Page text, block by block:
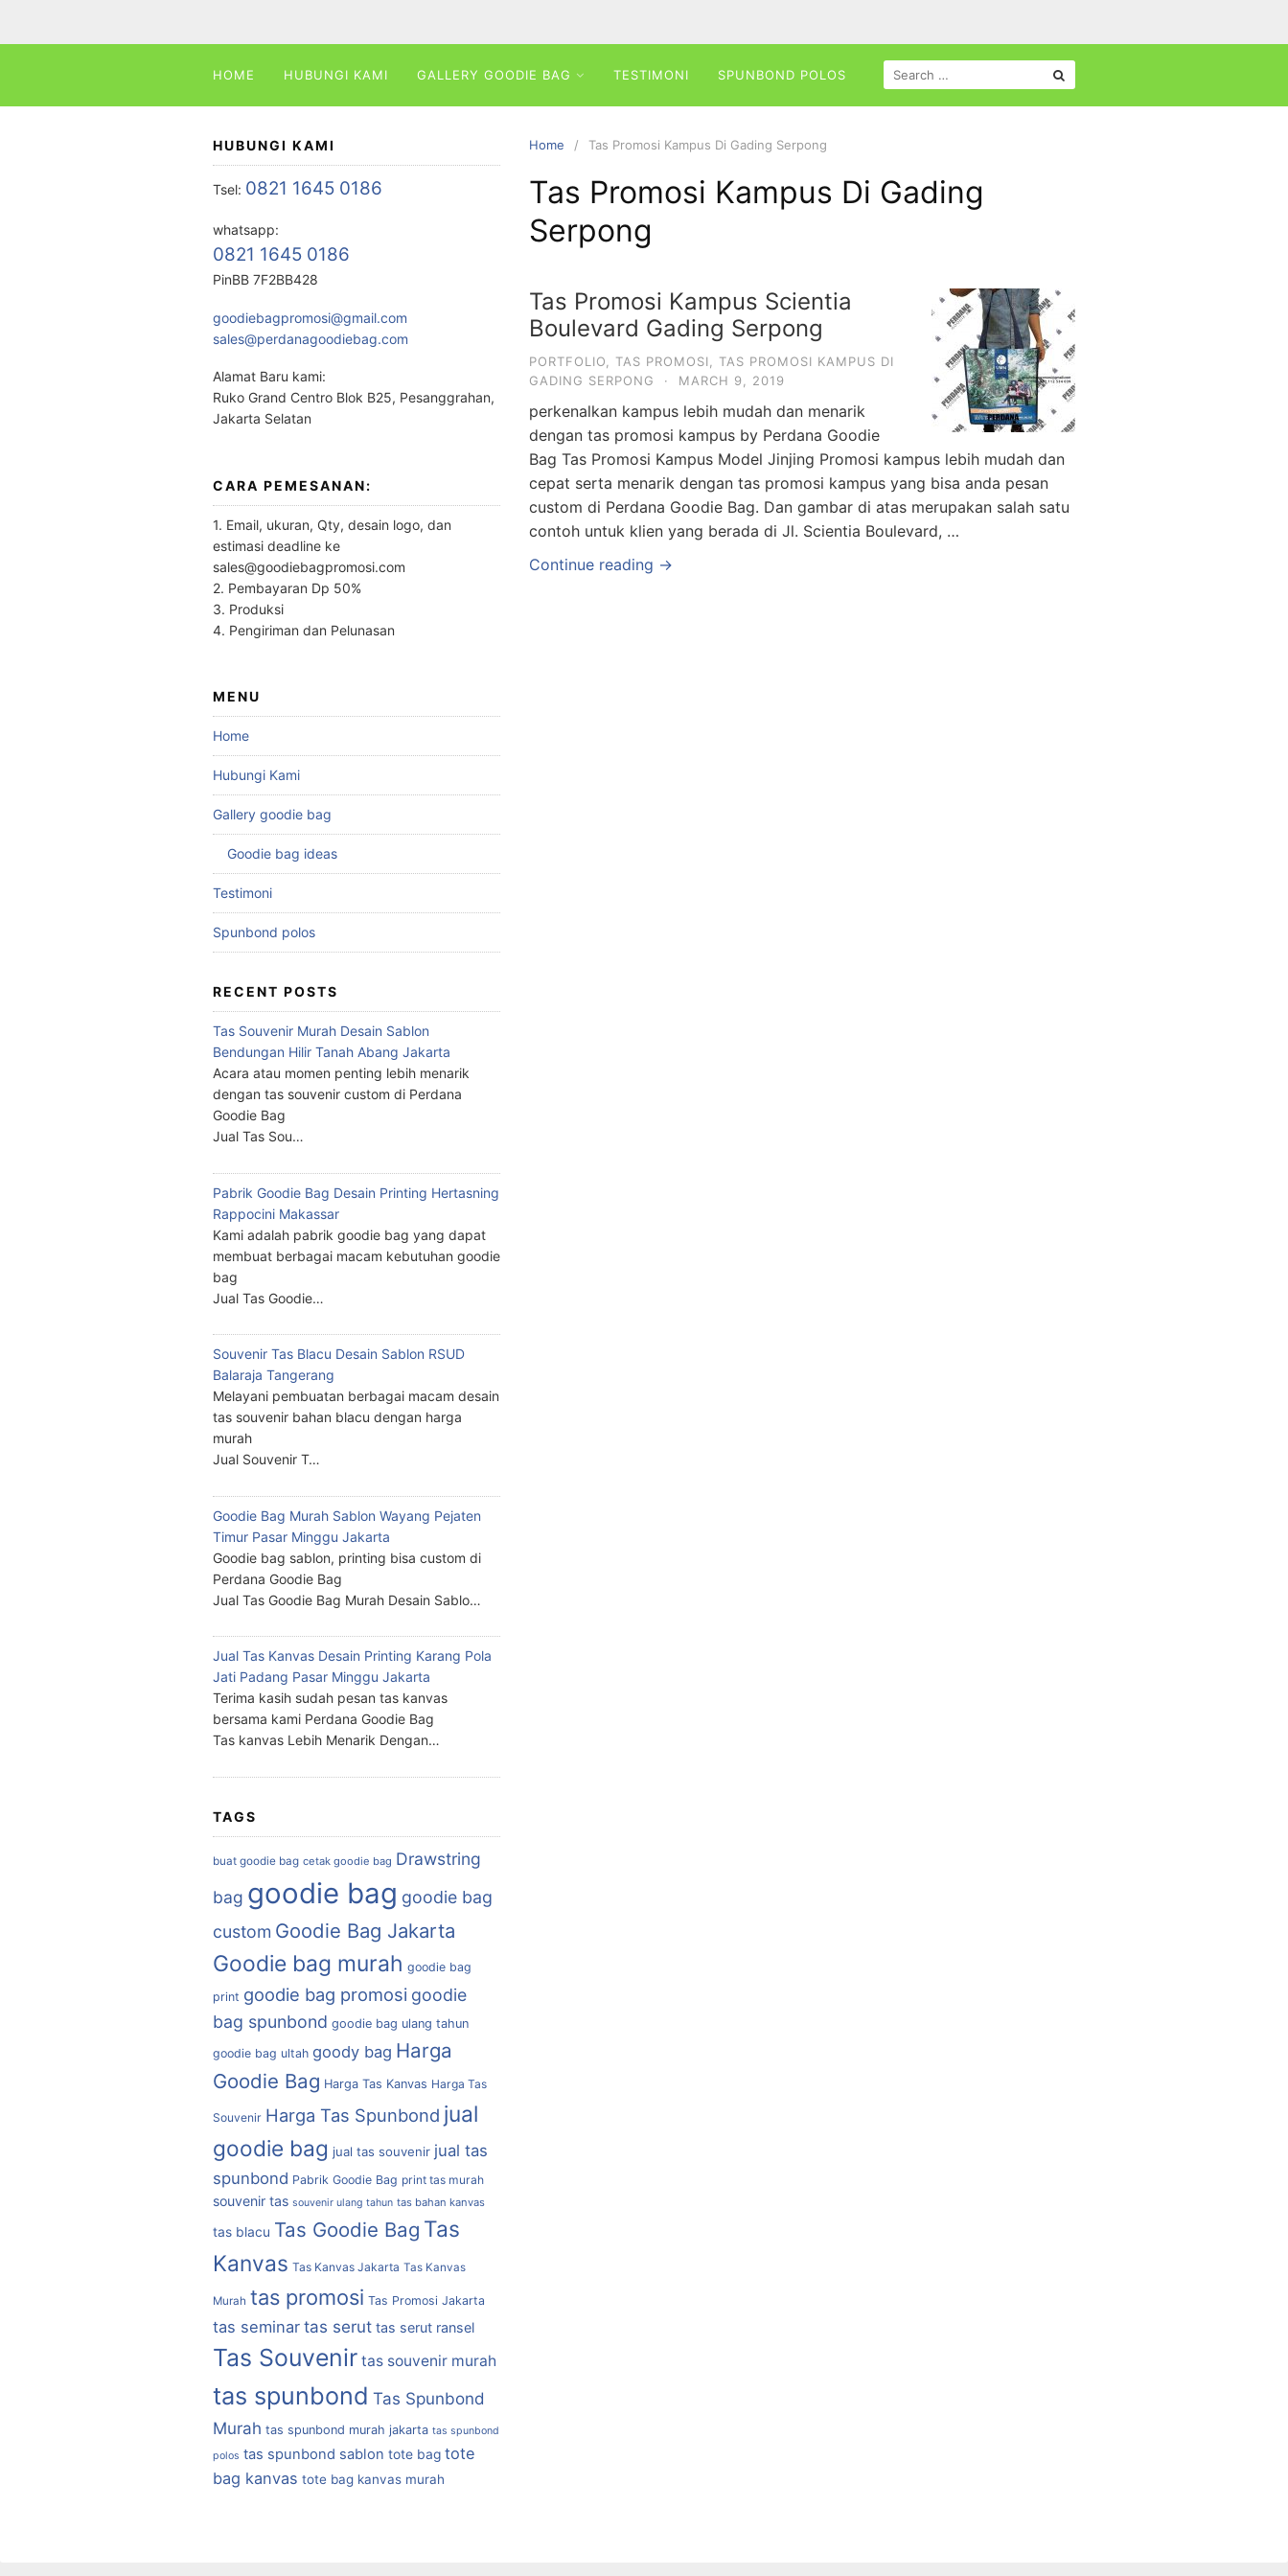
HOME HUBUNGI KAMI GALLERY GOODIE BAG TESTIMONI SPUNBOND POLOS
SEARCH
FOR:
Home Tas Promosi Kampus Di Gading Serpong
Tas Promosi Kampus Di Gading
Serpong
Tas Promosi Kampus Scientia
Boulevard Gading Serpong
PORTFOLIO TAS PROMOSI
TAS PROMOSI KAMPUS DI
GADING SERPONG
· MARCH 9, 2019
perkenalkan kampus lebih mudah dan menarik
dengan tas promosi kampus by Perdana Goodie
Bag Tas Promosi Kampus Model Jinjing Promosi kampus lebih mudah dan
cepat serta menarik dengan tas promosi kampus yang bisa anda pesan
custom di Perdana Goodie Bag. Dan gambar di atas merupakan salah satu
contoh untuk klien yang berada di Jl. Scientia Boulevard, …
Continue reading →
HUBUNGI KAMI
Tsel: 0821 1645 0186
whatsapp:
0821 1645 0186
PinBB 7F2BB428
goodiebagpromosi@gmail.com
sales@perdanagoodiebag.com
Alamat Baru kami:
Ruko Grand Centro Blok B25, Pesanggrahan,
Jakarta Selatan
CARA PEMESANAN:
1. Email, ukuran, Qty, desain logo, dan
estimasi deadline ke
sales@goodiebagpromosi.com
2. Pembayaran Dp 50%
3. Produksi
4. Pengiriman dan Pelunasan
MENU
Home
Hubungi Kami
Gallery goodie bag
Goodie bag ideas
Testimoni
Spunbond polos
RECENT POSTS
Tas Souvenir Murah Desain Sablon
Bendungan Hilir Tanah Abang Jakarta
Acara atau momen penting lebih menarik
dengan tas souvenir custom di Perdana
Goodie Bag
Jual Tas Sou…
Pabrik Goodie Bag Desain Printing Hertasning
Rappocini Makassar
Kami adalah pabrik goodie bag yang dapat
membuat berbagai macam kebutuhan goodie
bag
Jual Tas Goodie…
Souvenir Tas Blacu Desain Sablon RSUD
Balaraja Tangerang
Melayani pembuatan berbagai macam desain
tas souvenir bahan blacu dengan harga
murah
Jual Souvenir T…
Goodie Bag Murah Sablon Wayang Pejaten
Timur Pasar Minggu Jakarta
Goodie bag sablon, printing bisa custom di
Perdana Goodie Bag
Jual Tas Goodie Bag Murah Desain Sablo…
Jual Tas Kanvas Desain Printing Karang Pola
Jati Padang Pasar Minggu Jakarta
Terima kasih sudah pesan tas kanvas
bersama kami Perdana Goodie Bag
Tas kanvas Lebih Menarik Dengan…
TAGS
buat goodie bag cetak goodie bag Drawstring
bag goodie bag goodie bag
custom Goodie Bag Jakarta
Goodie bag murah goodie bag
print goodie bag promosi goodie
bag spunbond goodie bag ulang tahun
goodie bag ultah goody bag Harga
Goodie Bag Harga Tas Kanvas Harga Tas
Souvenir Harga Tas Spunbond jual
goodie bag jual tas souvenir jual tas
spunbond Pabrik Goodie Bag print tas murah
souvenir tas souvenir ulang tahun tas bahan kanvas
tas blacu Tas Goodie Bag Tas
Kanvas Tas Kanvas Jakarta Tas Kanvas
Murah tas promosi Tas Promosi Jakarta
tas seminar tas serut tas serut ransel
Tas Souvenir tas souvenir murah
tas spunbond Tas Spunbond
Murah tas spunbond murah jakarta tas spunbond
polos tas spunbond sablon tote bag tote
bag kanvas tote bag kanvas murah